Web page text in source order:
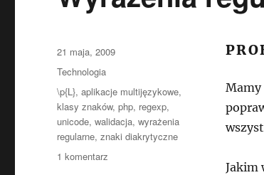
Mamy
Jakim
Data
publikacji
21 maja, 2009
Kategorie
Technologia
Tagi
\p{L},aplikacje multijęzykowe,
klasy znaków,php, regexp,
unicode,walidacja,wyrażenia
regularne,znaki diakrytyczne
1 komentarz